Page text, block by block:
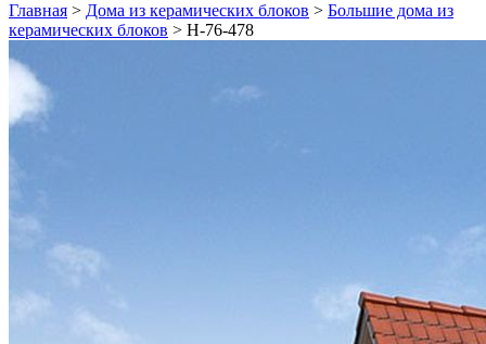
Главная > Дома из керамических блоков > Большие дома из
керамических блоков > Н-76-478